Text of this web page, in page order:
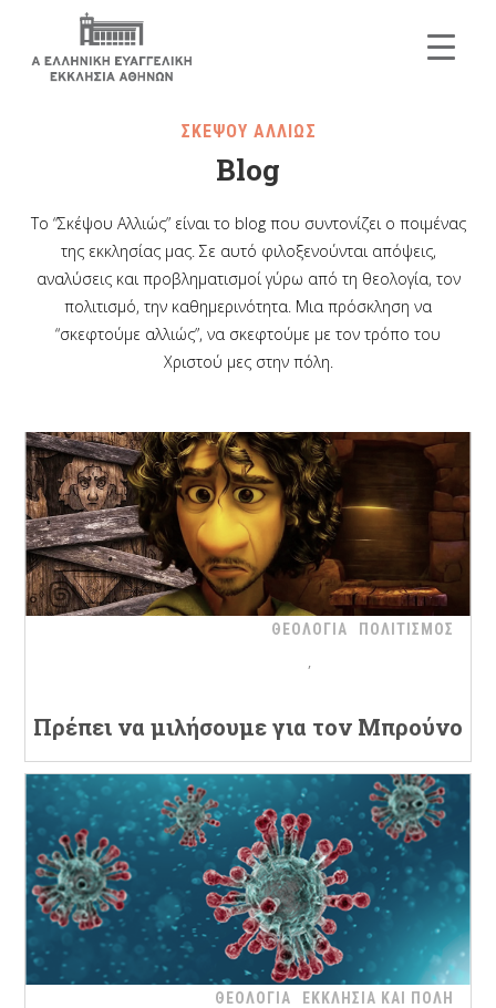
ΣΚΕΨΟΥ ΑΛΛΙΩΣ
Blog
Το “Σκέψου Αλλιώς” είναι το blog που συντονίζει ο ποιμένας
της εκκλησίας μας. Σε αυτό φιλοξενούνται απόψεις,
αναλύσεις και προβληματισμοί γύρω από τη θεολογία, τον
πολιτισμό, την καθημερινότητα. Μια πρόσκληση να
“σκεφτούμε αλλιώς”, να σκεφτούμε με τον τρόπο του
Χριστού μες στην πόλη.
ΘΕΟΛΟΓΙΑ ΠΟΛΙΤΙΣΜΟΣ
Πρέπει να μιλήσουμε για τον Μπρούνο
ΘΕΟΛΟΓΙΑ ΕΚΚΛΗΣΙΑ ΚΑΙ ΠΟΛΗ